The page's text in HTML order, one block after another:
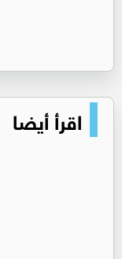
اقرأ أيضا